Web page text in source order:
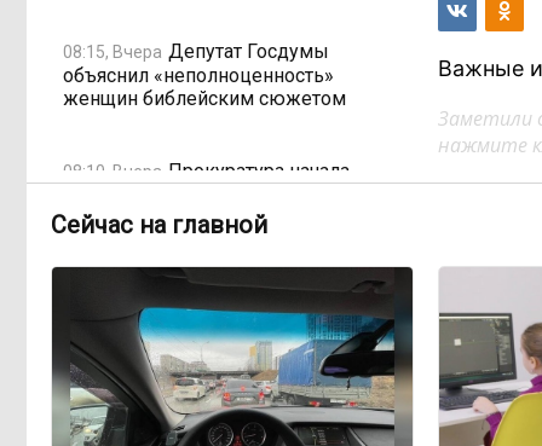
08:15, Вчера Депутат Госдумы
объяснил «неполноценность»
женщин библейским сюжетом
08:10, Вчера Прокуратура начала
19:02, 5 августа Когда ждать денег?
Забайкалье — в списке регионов,
где бюджетники могут остаться без
выплат
17:30, 5 августа «Их масштаб может
превысить весь наш опыт»: Осипов
Важные
Заметили
нажмите
Сейчас на главной